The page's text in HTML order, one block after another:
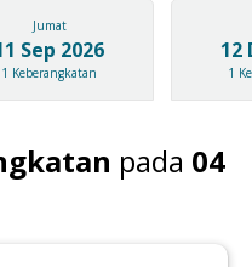
Jumat
Sep 2026
1 Keberangkatan
12
1
pada 04